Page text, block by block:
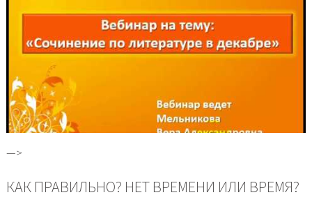
—>
КАК ПРАВИЛЬНО? НЕТ ВРЕМЕНИ ИЛИ ВРЕМЯ?